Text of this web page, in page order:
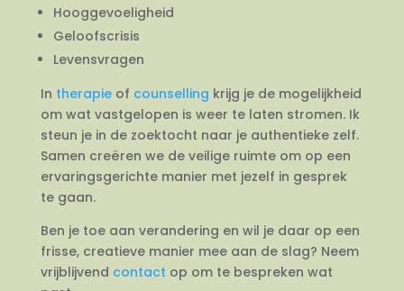
Hooggevoeligheid
Geloofscrisis
Levensvragen
In therapieof counselling krijg je de mogelijkheid
om wat vastgelopen is weer te laten stromen. Ik
steun je in de zoektocht naar je authentieke zelf.
Samen creëren we de veilige ruimte om op een
ervaringsgerichte manier met jezelf in gesprek
te gaan.
Ben je toe aan verandering en wil je daar op een
frisse, creatieve manier mee aan de slag? Neem
vrijblijvend contact op om te bespreken wat